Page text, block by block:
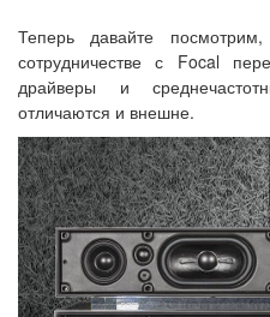
Теперь давайте
сотрудничестве с Focal
драйверы и
отличаются и внешне.